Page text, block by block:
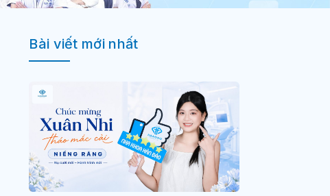
Bài viết mới nhất